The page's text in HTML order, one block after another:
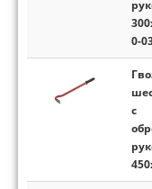
0-
с